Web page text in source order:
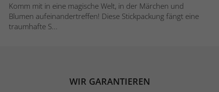
Komm mit in eine magische Welt, in der Märchen und
Blumen aufeinandertreffen! Diese Stickpackung fängt eine
traumhafte S...
WIR GARANTIEREN